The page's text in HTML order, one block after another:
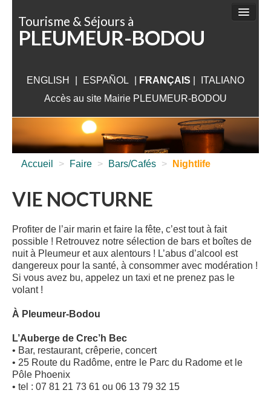
Tourisme & Séjours à
PLEUMEUR-BODOU
ENGLISH ESPAÑOL FRANÇAIS
ITALIANO
Accès au site Mairie PLEUMEUR-BODOU
FAIRE
SÉJOURNER
VISITER
AUX ALENTOURS
INFORMATIONS PRATIQUES
Accueil
> Faire > Bars/Cafés > Nightlife
VIE NOCTURNE
Profiter de l’air marin et faire la fête, c’est tout à fait
possible ! Retrouvez notre sélection de bars et boîtes de
nuit à Pleumeur et aux alentours ! L’abus d’alcool est
dangereux pour la santé, à consommer avec modération !
Si vous avez bu, appelez un taxi et ne prenez pas le
volant !
À Pleumeur-Bodou
L’Auberge de Crec’h Bec
• Bar, restaurant, crêperie, concert
• 25 Route du Radôme, entre le Parc du Radome et le
Pôle Phoenix
• tel : 07 81 21 73 61 ou 06 13 79 32 15